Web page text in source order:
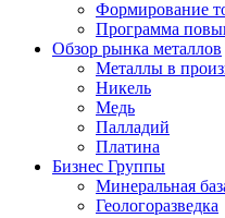
Формирование
Программа
Обзор рынка металлов
Металлы в
Никель
Медь
Палладий
Платина
Бизнес Группы
Минеральная
Геологоразведка